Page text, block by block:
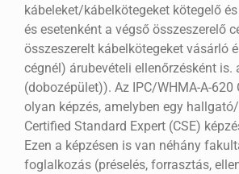
kábeleket/kábelkötegeket kötegelő
és esetenként a végső összeszerelő
összeszerelt kábelkötegeket vásárló
cégnél) árubevételi ellenőrzésként is.
(dobozépület)). Az IPC/WHMA-A-620
olyan képzés, amelyben egy
Certified Standard Expert (CSE)
Ezen a képzésen is van néhány
foglalkozás (préselés, forrasztás,